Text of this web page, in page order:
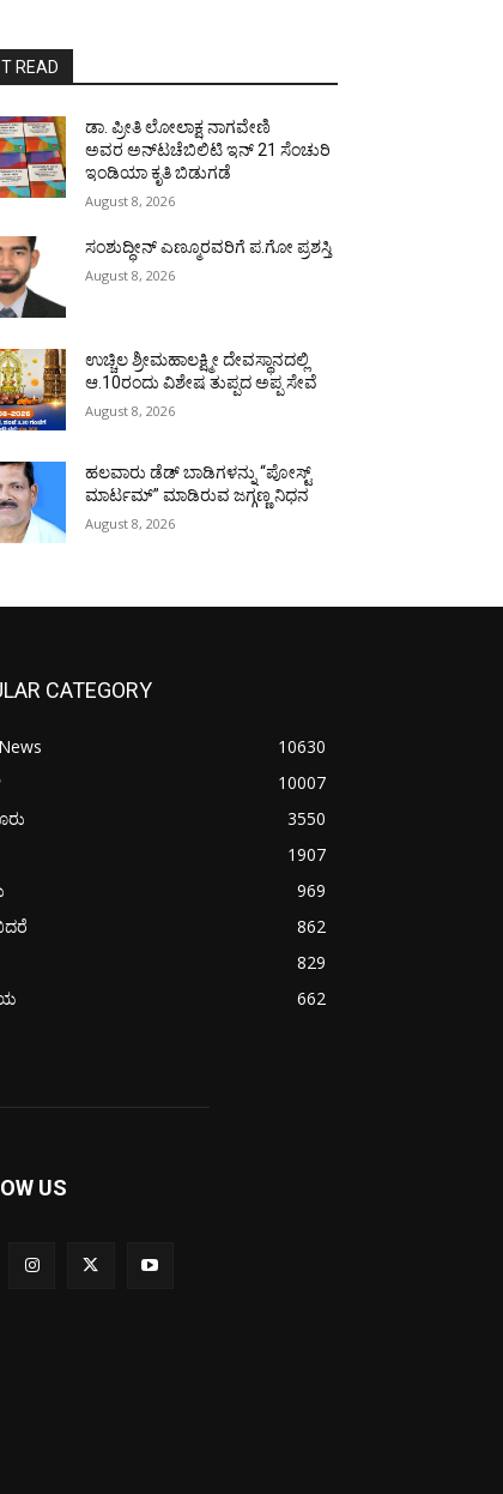
READ
ಡಾ. ಪ್ರೀತಿ ಲೋಲಾಕ್ಷ ನಾಗವೇಣಿ
ಅವರ ಅನ್‌ಟಚೆಬಿಲಿಟಿ ಇನ್ 21 ಸೆಂಚುರಿ
ಇಂಡಿಯಾ ಕೃತಿ ಬಿಡುಗಡೆ
August 8, 2026
ಸಂಶುದ್ಧೀನ್ ಎಣ್ಮೂರವರಿಗೆ ಪ.ಗೋ ಪ್ರಶಸ್ತಿ
August 8, 2026
ಉಚ್ಚಿಲ ಶ್ರೀಮಹಾಲಕ್ಷ್ಮೀ ದೇವಸ್ಥಾನದಲ್ಲಿ
ಆ.10ರಂದು ವಿಶೇಷ ತುಪ್ಪದ ಅಪ್ಪ ಸೇವೆ
August 8, 2026
ಹಲವಾರು ಡೆಡ್ ಬಾಡಿಗಳನ್ನು “ಪೋಸ್ಟ್
ಮಾರ್ಟಮ್” ಮಾಡಿರುವ ಜಗ್ಗಣ್ಣ ನಿಧನ
August 8, 2026
CATEGORY
10630
10007
3550
1907
969
862
829
662
US